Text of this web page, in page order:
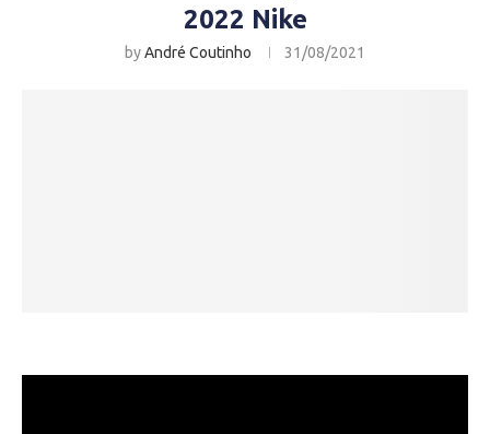
2022 Nike
byAndré Coutinho 31/08/2021